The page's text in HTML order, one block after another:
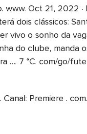
www. Oct 21, 2022
dois clássicos:
vivo o sonho da
do clube, manda
…. 7 °C. com/go/
Canal: Premiere .